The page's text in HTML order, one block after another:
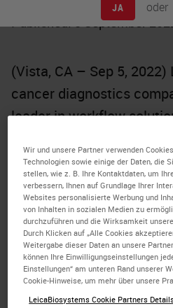
JA oder
Published: 5 September
(Vista, CA – Sep 5,
cancer diagnostics
leader inworkflow
and image
pathology, today
focused on delivering
pathology workflow
The agreement
between Leica
Wir und unsere Partner verwenden
Technologien sowie einige der Daten, die
stellen, wie z. B. Ihre Kontaktdaten, um
verbessern, Ihnen auf Grundlage Ihrer
Websites personalisierte Werbung und
von Inhalten in sozialen Medien zu
durchzuführen und die Wirksamkeit
Durch Klicken auf „Alle Cookies
Weitergabe dieser Daten an unsere
können Ihre Einwilligungseinstellungen
Einstellungen“ am unteren Rand unserer
Cookie-Hinweise, um mehr über unsere
LeicaBiosystems Cookie Partners